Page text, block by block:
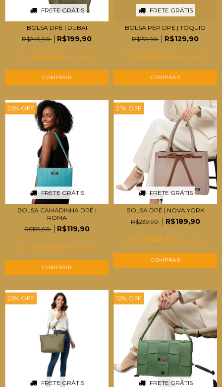
FRETE GRÁTIS
BOLSA DPÉ | DUBAI
R$249,90
R$199,90
3 x de R$66,63 sem juros
COMPRAR
FRETE GRÁTIS
BOLSA PEP DPÉ | TÓQUIO
R$159,90
R$129,90
3 x de R$43,30 sem juros
COMPRAR
25% OFF
FRETE GRÁTIS
BOLSA CAMADINHA DPÉ |
ROMA
R$159,90
R$119,90
3 x de R$39,97 sem juros
COMPRAR
21% OFF
FRETE GRÁTIS
BOLSA DPÉ | NOVA YORK
R$239,90
R$189,90
3 x de R$63,30 sem juros
COMPRAR
25% OFF
FRETE GRÁTIS
12% OFF
FRETE GRÁTIS